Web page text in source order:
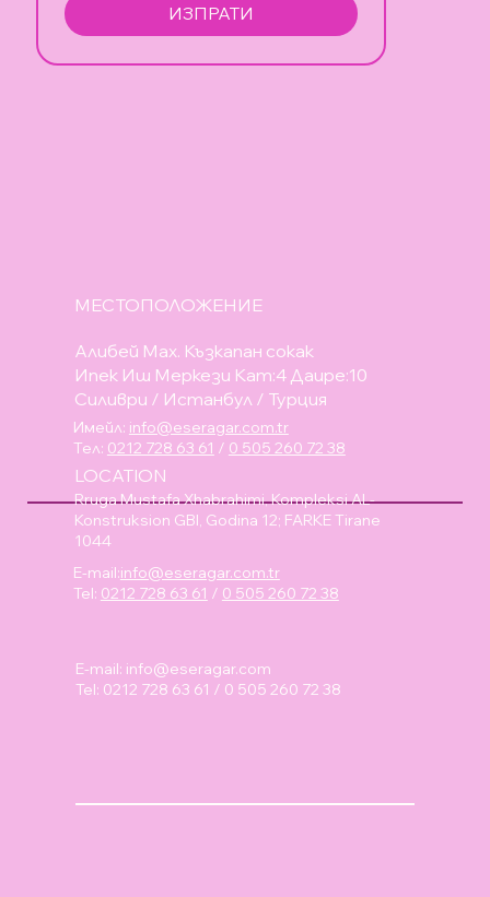
МЕСТОПОЛОЖЕНИЕ
Алибей Мах. Къзкапан сокак
Ипек Иш Меркези Кат:4 Даире:10
Силиври / Истанбул / Турция
Имейл: info@eseragar.com.tr
Тел: 0212 728 63 61 / 0 505 260 72 38
E-mail: info@eseragar.com
Tel: 0212 728 63 61 / 0 505 260 72 38
LOCATION
Rruga Mustafa Xhabrahimi, Kompleksi AL-
Konstruksion GBI, Godina 12; FARKE Tirane
1044
E-mail:info@eseragar.com.tr
Tel: 0212 728 63 61 / 0 505 260 72 38
ИЗПРАТИ